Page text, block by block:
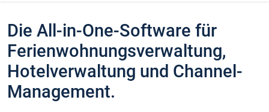
Die All-in-One-Software für
Ferienwohnungsverwaltung,
Hotelverwaltung und Channel-
Management.